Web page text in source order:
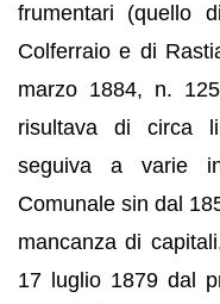
frumentari (quello
Colferraio e di
marzo 1884, n.
risultava di circa
seguiva a varie
Comunale sin dal
mancanza di
17 luglio 1879 dal